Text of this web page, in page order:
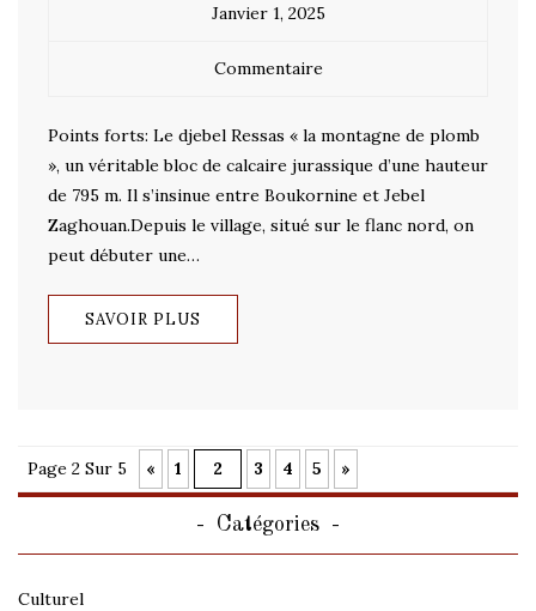
Janvier 1, 2025
Commentaire
Points forts: Le djebel Ressas « la montagne de plomb
», un véritable bloc de calcaire jurassique d’une hauteur
de 795 m. Il s’insinue entre Boukornine et Jebel
Zaghouan.Depuis le village, situé sur le flanc nord, on
peut débuter une…
SAVOIR PLUS
Page 2 Sur 5 « 1 2 3 4 5 »
Catégories
Culturel